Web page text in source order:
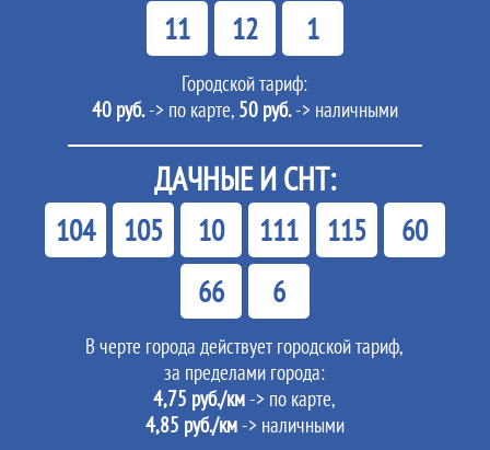
11 12 1
Городской тариф:
40 руб.-> по карте, 50 руб.-> наличными
ДАЧНЫЕ И СНТ:
104 105 10 111 115
60
66
6
В черте города действует городской тариф,
за пределами города:
4,75 руб./км -> по карте,
4,85 руб./км-> наличными